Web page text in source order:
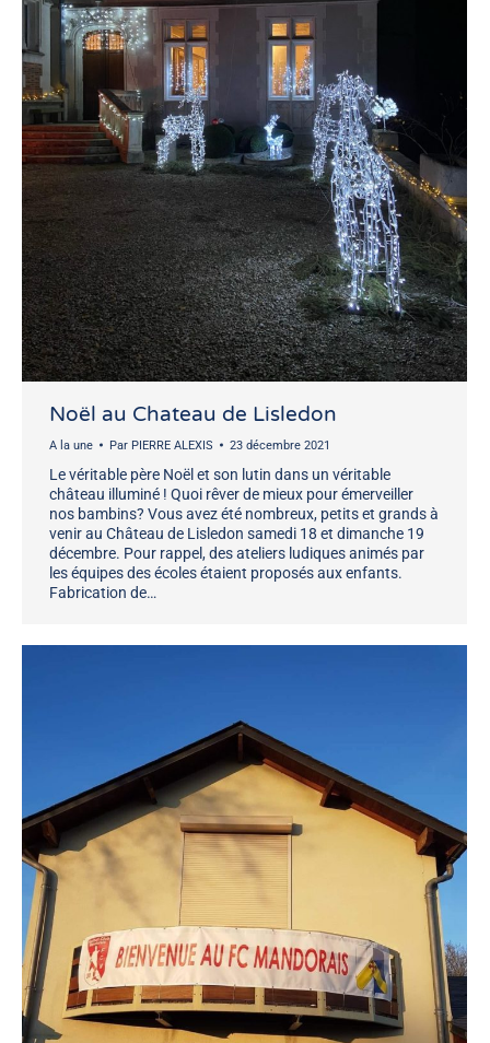
Noël au Chateau de Lisledon
A la une Par PIERRE ALEXIS 23 décembre 2021
Le véritable père Noël et son lutin dans un véritable
château illuminé ! Quoi rêver de mieux pour émerveiller
nos bambins? Vous avez été nombreux, petits et grands à
venir au Château de Lisledon samedi 18 et dimanche 19
décembre. Pour rappel, des ateliers ludiques animés par
les équipes des écoles étaient proposés aux enfants.
Fabrication de…